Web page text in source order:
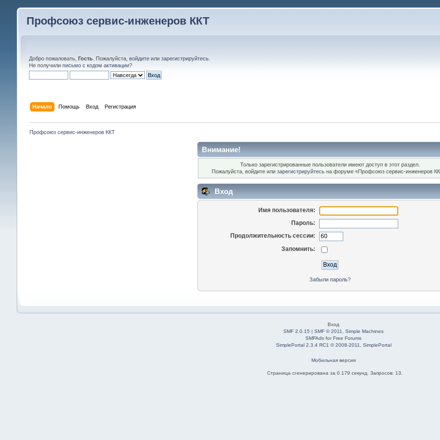
Профсоюз сервис-инженеров ККТ
Добро пожаловать, Гость. Пожалуйста, войдитеили зарегистрируйтесь.
Не получили письмо с кодом активации?
Начало Помощь Вход Регистрация
Профсоюз сервис-инженеров ККТ
Внимание!
Только зарегистрированные пользователи имеют доступ в этот раздел.
Пожалуйста, войдите илизарегистрируйтесь на форуме «Профсоюз сервис-инженеров
Вход
Имя пользователя:
Пароль:
Продолжительность сессии:
Запомнить:
Забыли пароль?
Вход
SMF 2.0.15 |SMF © 2011 ,Simple Machines
SMFAds forFree Forums
SimplePortal 2.3.4 RC1 © 2008-2011, SimplePortal
Мобильная версия
Страница сгенерирована за 0.179 секунд. Запросов: 13.